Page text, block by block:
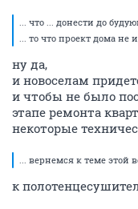
... что ... донести до
... то что проект дома не
ну да,
и новоселам
и чтобы не было
этапе ремонта
некоторые
... вернемся к теме этой
к